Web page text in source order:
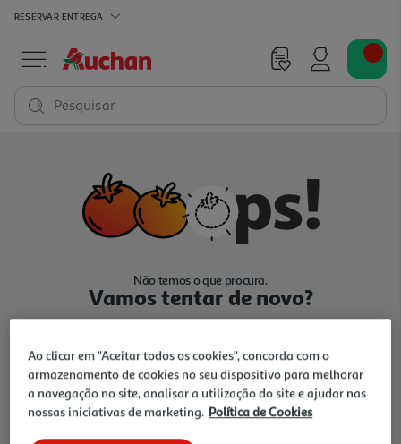
RESERVAR ENTREGA
Pesquisar
Não temos o que procura.
Vamos tentar de novo?
Ir para Homepage
Ao clicar em "Aceitar todos os cookies", concorda com o
armazenamento de cookies no seu dispositivo para melhorar
a navegação no site, analisar a utilização do site e ajudar nas
nossas iniciativas de marketing. Política de Cookies